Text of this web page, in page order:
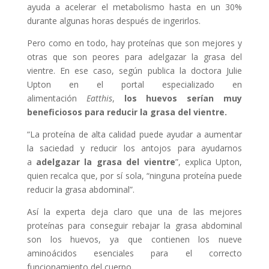
ayuda a acelerar el metabolismo hasta en un 30%
durante algunas horas después de ingerirlos.
Pero como en todo, hay proteínas que son mejores y
otras que son peores para adelgazar la grasa del
vientre. En ese caso, según publica la doctora Julie
Upton en el portal especializado en
alimentación Eatthis, los huevos serían muy
beneficiosos para reducir la grasa del vientre.
“La proteína de alta calidad puede ayudar a aumentar
la saciedad y reducir los antojos para ayudarnos
a adelgazar la grasa del vientre”, explica Upton,
quien recalca que, por sí sola, “ninguna proteína puede
reducir la grasa abdominal”.
Así la experta deja claro que una de las mejores
proteínas para conseguir rebajar la grasa abdominal
son los huevos, ya que contienen los nueve
aminoácidos esenciales para el correcto